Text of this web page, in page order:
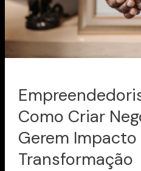
Como Criar
Gerem Impacto
Transformação
e
Transformação